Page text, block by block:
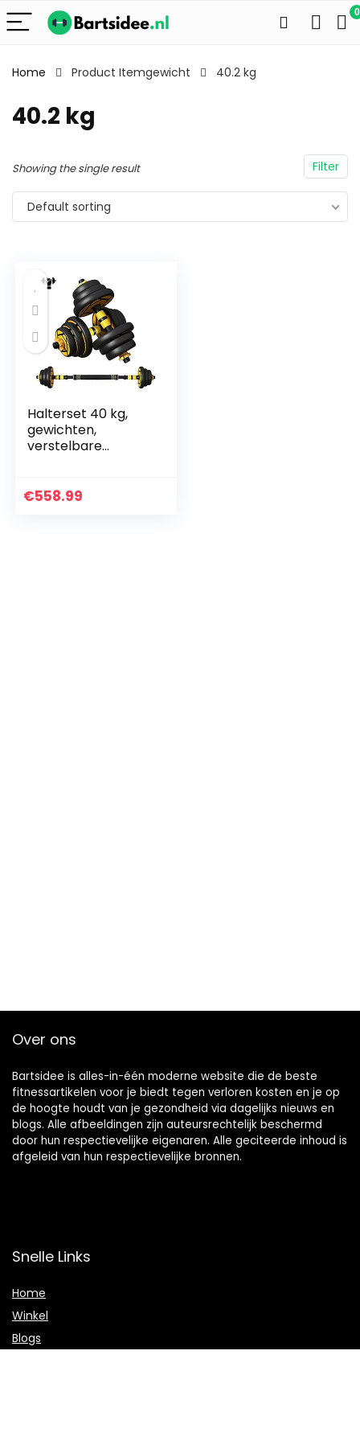
0
Home Product Itemgewicht 40.2 kg
40.2 kg
Filter
Showing the single result
Default sorting
Halterset 40 kg,
gewichten,
verstelbare
halterset voor thuis
€558.99
Over ons
Bartsidee is alles-in-één moderne website die de beste
fitnessartikelen voor je biedt tegen verloren kosten en je op
de hoogte houdt van je gezondheid via dagelijks nieuws en
blogs. Alle afbeeldingen zijn auteursrechtelijk beschermd
door hun respectievelijke eigenaren. Alle geciteerde inhoud is
afgeleid van hun respectievelijke bronnen.
Snelle Links
Home
Winkel
Blogs